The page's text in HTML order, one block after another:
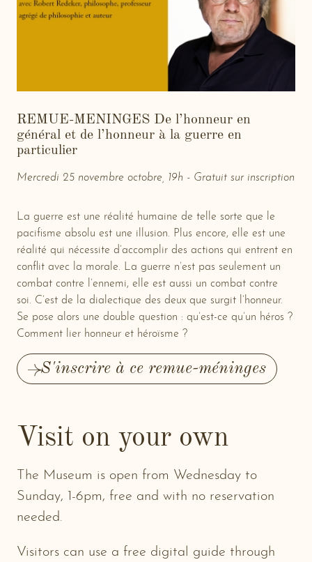
REMUE-MENINGES De l’honneur en
général et de l’honneur à la guerre en
particulier
Mercredi 25 novembre octobre, 19h - Gratuit sur inscription
La guerre est une réalité humaine de telle sorte que le
pacifisme absolu est une illusion. Plus encore, elle est une
réalité qui nécessite d’accomplir des actions qui entrent en
conflit avec la morale. La guerre n’est pas seulement un
combat contre l’ennemi, elle est aussi un combat contre
soi. C’est de la dialectique des deux que surgit l’honneur.
Se pose alors une double question : qu’est-ce qu’un héros ?
Comment lier honneur et héroïsme ?
S'inscrire à ce remue-méninges
Visit on your own
The Museum is open from Wednesday to
Sunday, 1-6pm, free and with no reservation
needed.
Visitors can use a free digital guide through